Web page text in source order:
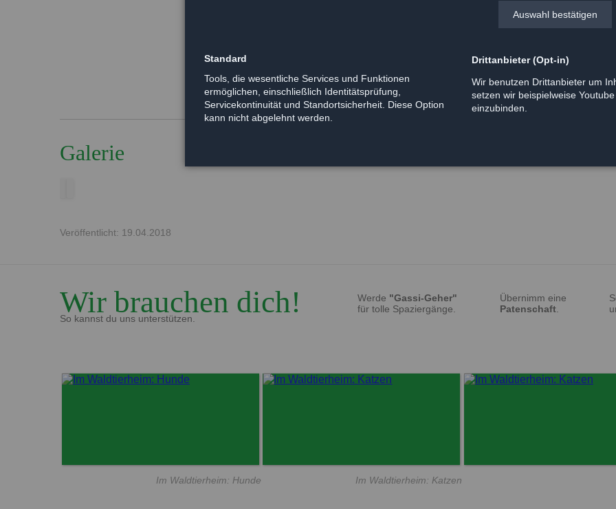
Pekinesendame Anjing (chin.
einmal diesen von mir.
Die Süße verträgt sich toll mit
Wer eine tolle Begleiterin
Galerie
Veröffentlicht: 19.04.2018
Wir brauchen dich!
So kannst du uns unterstützen.
Werde "Gassi-Geher"
für tolle Spaziergänge.
Übernimm eine
Patenschaft
Im Waldtierheim: Hunde Im Waldtierheim: Katzen
Auswahl bestätigen
Standard
Tools, die wesentliche Services und Funktionen
ermöglichen, einschließlich Identitätsprüfung,
Servicekontinuität und Standortsicherheit. Diese Option
kann nicht abgelehnt werden.
Drittanbieter (Opt-in)
Wir benutzen Drittanbieter um
setzen wir beispielweise
einzubinden.